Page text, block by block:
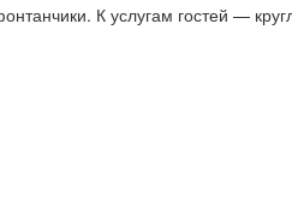
К услугам гостей —